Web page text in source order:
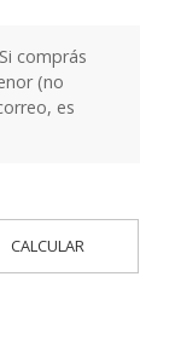
comprás
(no
es
CALCULAR